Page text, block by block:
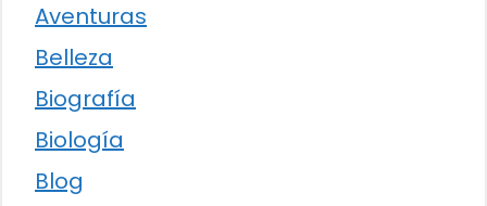
Aventuras
Belleza
Biografía
Biología
Blog